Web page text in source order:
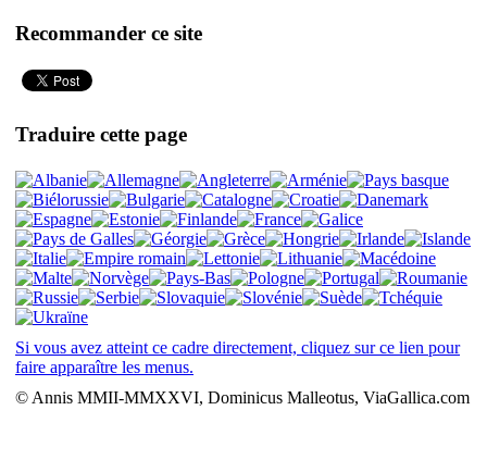
Recommander ce site
Traduire cette page
Si vous avez atteint ce cadre directement, cliquez sur ce lien pour
faire apparaître les menus.
© Annis MMII-MMXXVI, Dominicus Malleotus, ViaGallica.com